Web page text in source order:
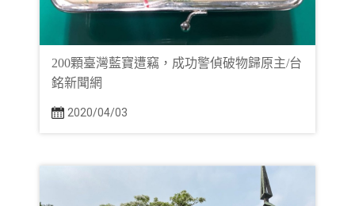
200顆臺灣藍寶遭竊，成功警偵破物歸原主/台
銘新聞網
2020/04/03